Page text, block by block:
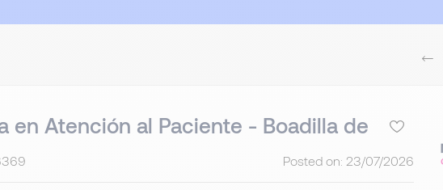
en Atención al Paciente - Boadilla de
Posted on: 23/07/2026